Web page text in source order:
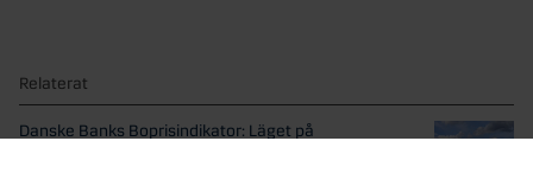
Relaterat
Danske Banks Boprisindikator: Läget på